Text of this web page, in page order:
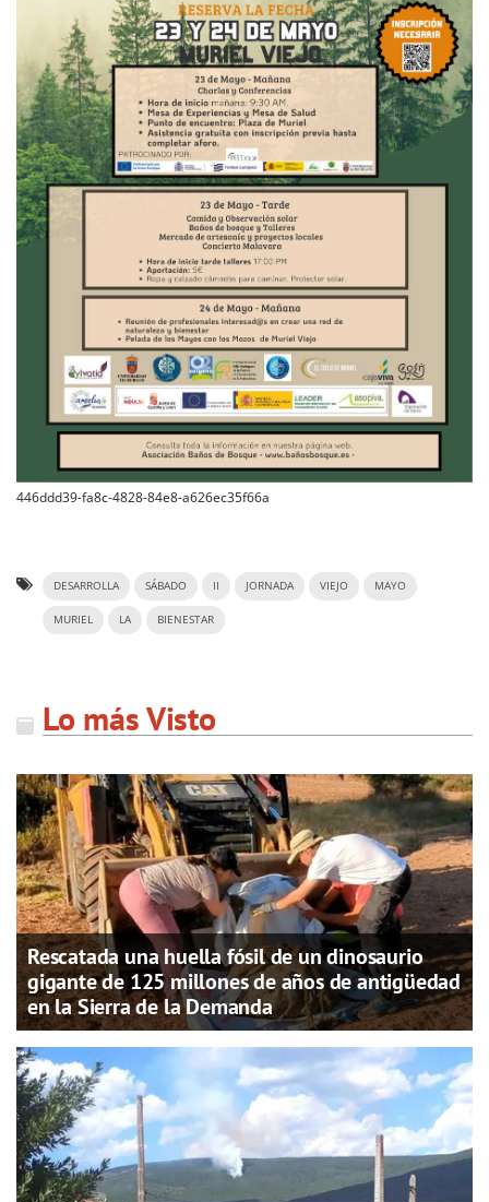
446ddd39-fa8c-4828-84e8-a626ec35f66a
DESARROLLA SÁBADO II JORNADA VIEJO MAYO
MURIEL LA BIENESTAR
Lo más Visto
Rescatada una huella fósil de un dinosaurio
gigante de 125 millones de años de antigüedad
en la Sierra de la Demanda